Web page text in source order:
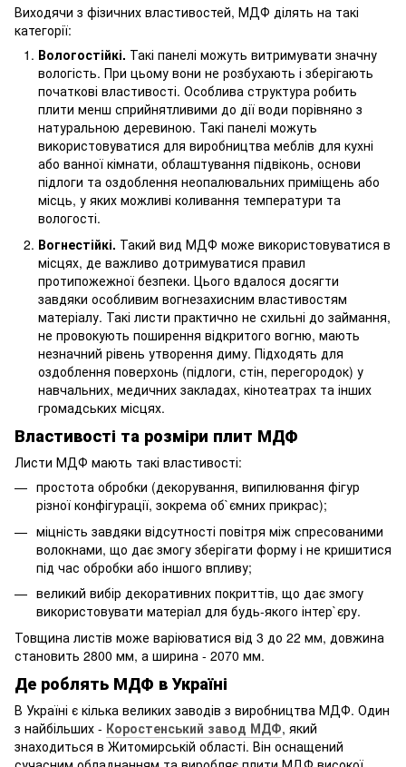
Виходячи з фізичних властивостей, МДФ ділять на такі
категорії:
Вологостійкі. Такі панелі можуть витримувати значну
вологість. При цьому вони не розбухають і зберігають
початкові властивості. Особлива структура робить
плити менш сприйнятливими до дії води порівняно з
натуральною деревиною. Такі панелі можуть
використовуватися для виробництва меблів для кухні
або ванної кімнати, облаштування підвіконь, основи
підлоги та оздоблення неопалювальних приміщень або
місць, у яких можливі коливання температури та
вологості.
Вогнестійкі. Такий вид МДФ може використовуватися в
місцях, де важливо дотримуватися правил
протипожежної безпеки. Цього вдалося досягти
завдяки особливим вогнезахисним властивостям
матеріалу. Такі листи практично не схильні до займання,
не провокують поширення відкритого вогню, мають
незначний рівень утворення диму. Підходять для
оздоблення поверхонь (підлоги, стін, перегородок) у
навчальних, медичних закладах, кінотеатрах та інших
громадських місцях.
Властивості та розміри плит МДФ
Листи МДФ мають такі властивості:
простота обробки (декорування, випилювання фігур
різної конфігурації, зокрема об`ємних прикрас);
міцність завдяки відсутності повітря між спресованими
волокнами, що дає змогу зберігати форму і не кришитися
під час обробки або іншого впливу;
великий вибір декоративних покриттів, що дає змогу
використовувати матеріал для будь-якого інтер`єру.
Товщина листів може варіюватися від 3 до 22 мм, довжина
становить 2800 мм, а ширина - 2070 мм.
Де роблять МДФ в Україні
В Україні є кілька великих заводів з виробництва МДФ. Один
з найбільших - Коростенський завод МДФ, який
знаходиться в Житомирській області. Він оснащений